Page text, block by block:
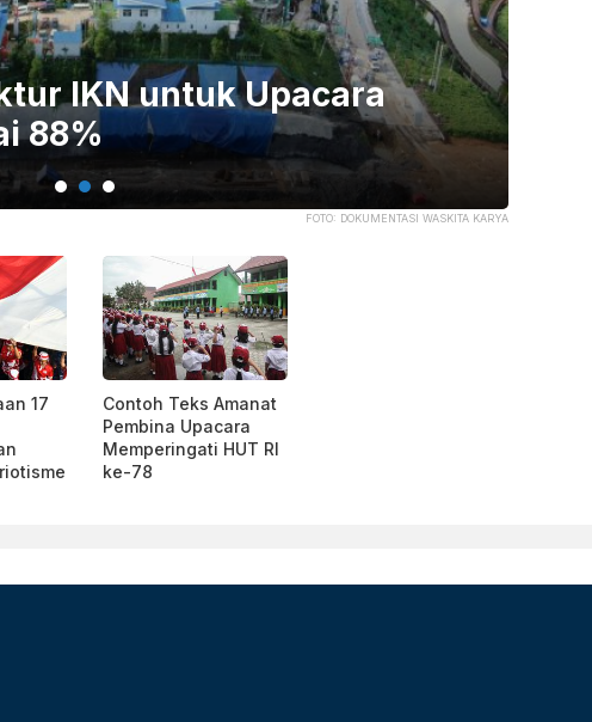
FOTO: DOKUMENTASI WASKITA KARYA
IKN untuk Upacara
88%
17
Contoh Teks Amanat
Pembina Upacara
Memperingati HUT RI
ke-78